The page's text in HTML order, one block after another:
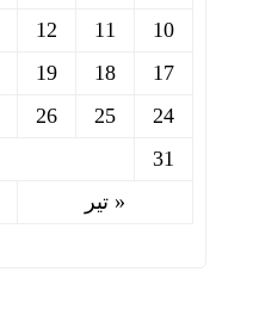
« تیر
10
11
12
17
18
19
24
25
26
31